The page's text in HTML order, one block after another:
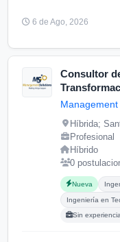
6 de Ago, 2026
Consultor
Híbrida;
Profesional
Híbrido
0
Nueva
Carreras
Ingeniería en
Posgrados
Sin
Idiomas